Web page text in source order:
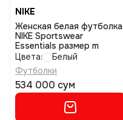
NIKE
Женская белая футболка
NIKE Sportswear
Essentials размер m
Цвета:
Белый
Футболки
534 000 сум